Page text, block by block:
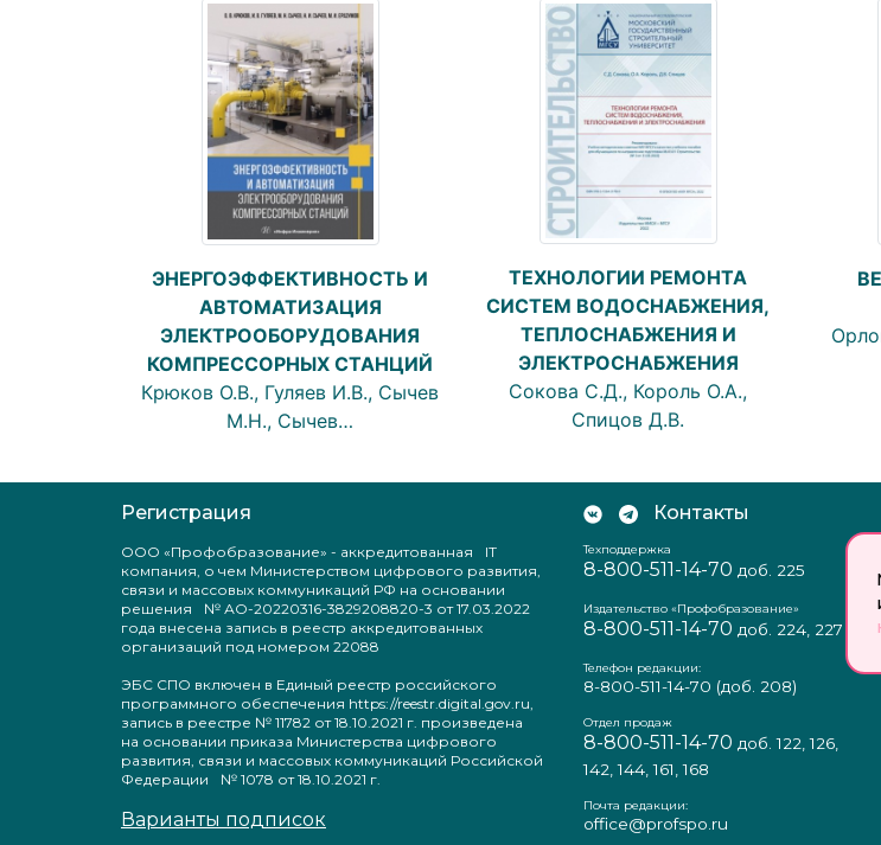
ЭНЕРГОЭФФЕКТИВНОСТЬ И
АВТОМАТИЗАЦИЯ
ЭЛЕКТРООБОРУДОВАНИЯ
КОМПРЕССОРНЫХ СТАНЦИЙ
Крюков О.В., Гуляев И.В., Сычев
М.Н., Сычев…
ТЕХНОЛОГИИ РЕМОНТА
СИСТЕМ ВОДОСНАБЖЕНИЯ,
ТЕПЛОСНАБЖЕНИЯ И
ЭЛЕКТРОСНАБЖЕНИЯ
Сокова С.Д., Король О.А.,
Спицов Д.В.
Регистрация
ООО «Профобразование» - аккредитованная IT
компания, о чем Министерством цифрового развития,
связи и массовых коммуникаций РФ на основании
решения № АО-20220316-3829208820-3 от 17.03.2022
года внесена запись в реестр аккредитованных
организаций под номером 22088
ЭБС СПО включен в Единый реестр российского
программного обеспечения https://reestr.digital.gov.ru,
запись в реестре № 11782 от 18.10.2021 г. произведена
на основании приказа Министерства цифрового
развития, связи и массовых коммуникаций Российской
Федерации № 1078 от 18.10.2021 г.
Варианты подписок
Контакты
Техподдержка
8-800-511-14-70 доб. 225
Издательство «Профобразование»
8-800-511-14-70 доб. 224, 227
Телефон редакции:
8-800-511-14-70 (доб. 208)
Отдел продаж
8-800-511-14-70 доб. 122, 126,
142, 144, 161, 168
Почта редакции:
office@profspo.ru